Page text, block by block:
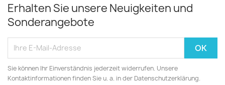
Erhalten Sie unsere Neuigkeiten und
Sonderangebote
Sie können Ihr Einverständnis jederzeit widerrufen. Unsere
Kontaktinformationen finden Sie u. a. in der Datenschutzerklärung.